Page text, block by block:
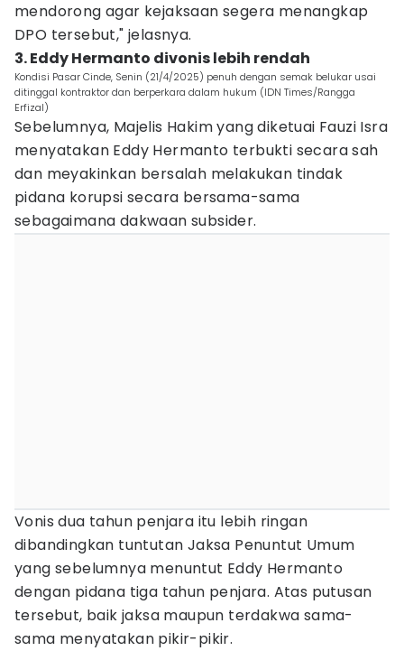
mendorong agar kejaksaan segera menangkap
DPO tersebut," jelasnya.
3. Eddy Hermanto divonis lebih rendah
Kondisi Pasar Cinde, Senin (21/4/2025) penuh dengan semak belukar usai
ditinggal kontraktor dan berperkara dalam hukum (IDN Times/Rangga
Erfizal)
Sebelumnya, Majelis Hakim yang diketuai Fauzi Isra
menyatakan Eddy Hermanto terbukti secara sah
dan meyakinkan bersalah melakukan tindak
pidana korupsi secara bersama-sama
sebagaimana dakwaan subsider.
Vonis dua tahun penjara itu lebih ringan
dibandingkan tuntutan Jaksa Penuntut Umum
yang sebelumnya menuntut Eddy Hermanto
dengan pidana tiga tahun penjara. Atas putusan
tersebut, baik jaksa maupun terdakwa sama-
sama menyatakan pikir-pikir.